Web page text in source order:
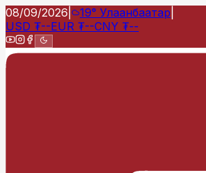
08/09/2026 19° Улаанбаатар
USD ₮--EUR ₮--CNY ₮--